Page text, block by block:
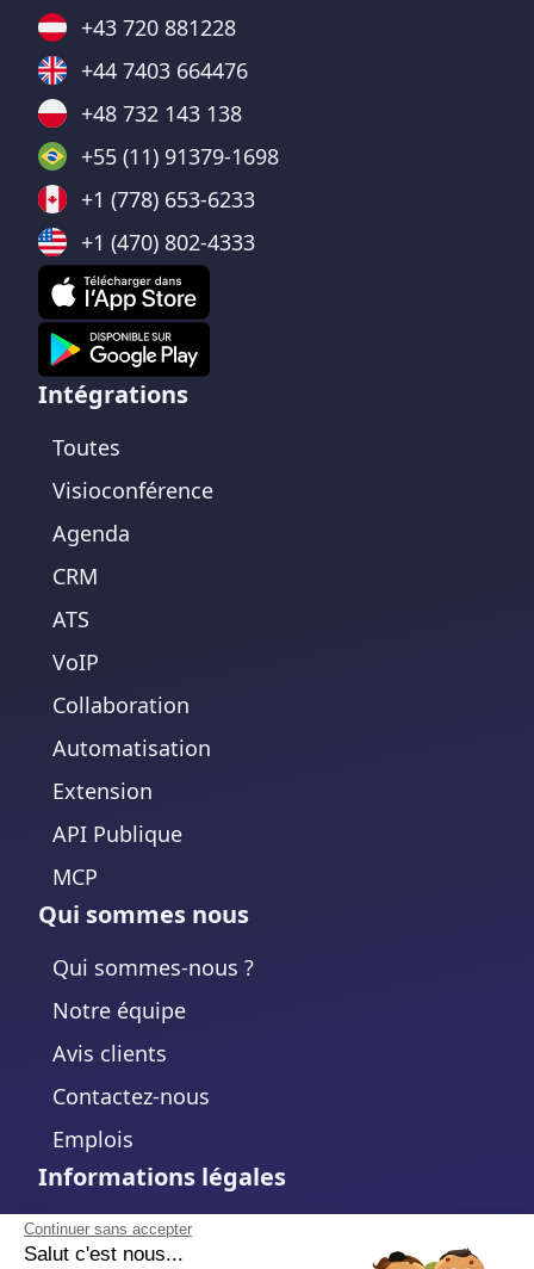
Continuer sans accepter
Salut c'est nous...
+43 720 881228
+44 7403 664476
+48 732 143 138
+55 (11) 91379-1698
+1 (778) 653-6233
+1 (470) 802-4333
Intégrations
Toutes
Visioconférence
Agenda
CRM
ATS
VoIP
Collaboration
Automatisation
Extension
API Publique
MCP
Qui sommes nous
Qui sommes-nous ?
Notre équipe
Avis clients
Contactez-nous
Emplois
Informations légales
Mentions légales